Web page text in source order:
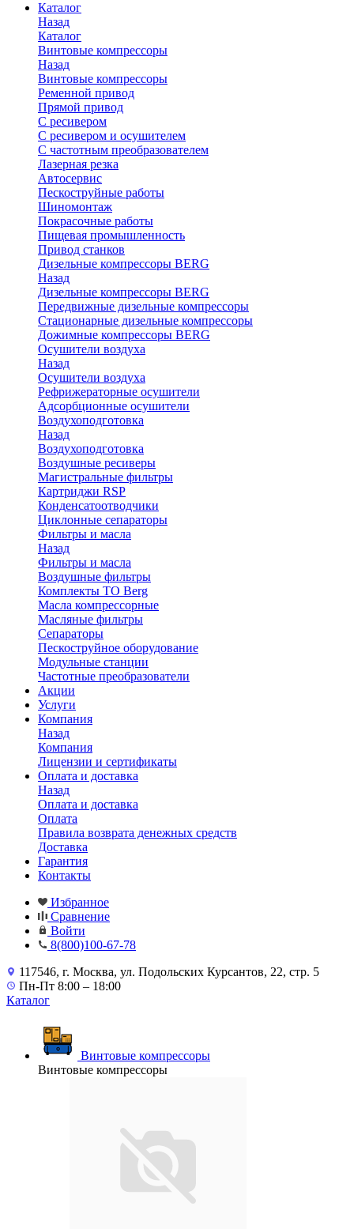
Каталог
Назад
Каталог
Винтовые компрессоры
Назад
Винтовые компрессоры
Ременной привод
Прямой привод
С ресивером
С ресивером и осушителем
С частотным преобразователем
Лазерная резка
Автосервис
Пескоструйные работы
Шиномонтаж
Покрасочные работы
Пищевая промышленность
Привод станков
Дизельные компрессоры BERG
Назад
Дизельные компрессоры BERG
Передвижные дизельные компрессоры
Стационарные дизельные компрессоры
Дожимные компрессоры BERG
Осушители воздуха
Назад
Осушители воздуха
Рефрижераторные осушители
Адсорбционные осушители
Воздухоподготовка
Назад
Воздухоподготовка
Воздушные ресиверы
Магистральные фильтры
Картриджи RSP
Конденсатоотводчики
Циклонные сепараторы
Фильтры и масла
Назад
Фильтры и масла
Воздушные фильтры
Комплекты ТО Berg
Масла компрессорные
Масляные фильтры
Сепараторы
Пескоструйное оборудование
Модульные станции
Частотные преобразователи
Акции
Услуги
Компания
Назад
Компания
Лицензии и сертификаты
Оплата и доставка
Назад
Оплата и доставка
Оплата
Правила возврата денежных средств
Доставка
Гарантия
Контакты
Избранное
Сравнение
Войти
8(800)100-67-78
117546, г. Москва, ул. Подольских Курсантов, 22, стр. 5
Пн-Пт 8:00 – 18:00
Каталог
Винтовые компрессоры
Винтовые компрессоры